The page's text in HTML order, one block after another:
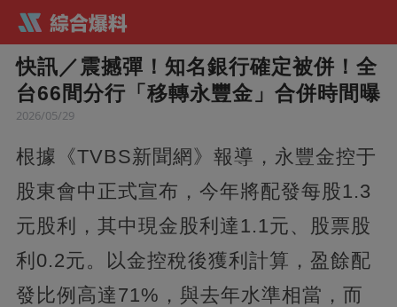
快訊／震撼彈！知名銀行確定被併！全
台66間分行「移轉永豐金」合併時間曝
2026/05/29
根據《TVBS新聞網》報導，永豐金控于
股東會中正式宣布，今年將配發每股1.3
元股利，其中現金股利達1.1元、股票股
利0.2元。以金控稅後獲利計算，盈餘配
發比例高達71%，與去年水準相當，而